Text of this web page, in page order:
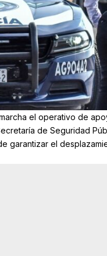
el operativo de
de Seguridad
garantizar el